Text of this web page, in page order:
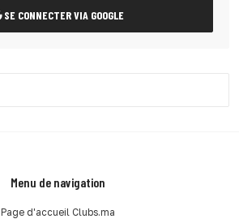
SE CONNECTER VIA GOOGLE
Menu de navigation
Page d'accueil Clubs.ma